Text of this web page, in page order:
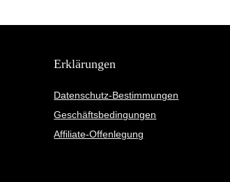
Erklärungen
Datenschutz-Bestimmungen
Geschäftsbedingungen
Affiliate-Offenlegung